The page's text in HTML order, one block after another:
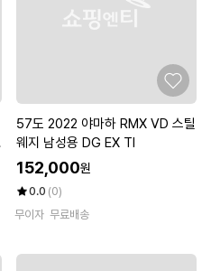
57도 2022 야마하 RMX VD 스틸
웨지 남성용 DG EX TI
152,000원
0.0 (0)
무이자 무료배송